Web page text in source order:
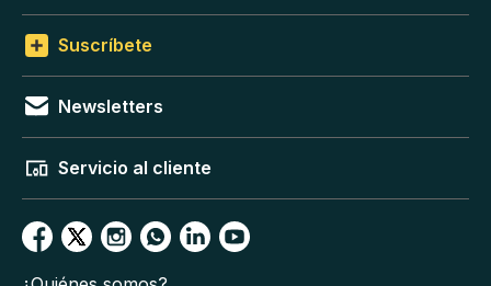
Suscríbete
Newsletters
Servicio al cliente